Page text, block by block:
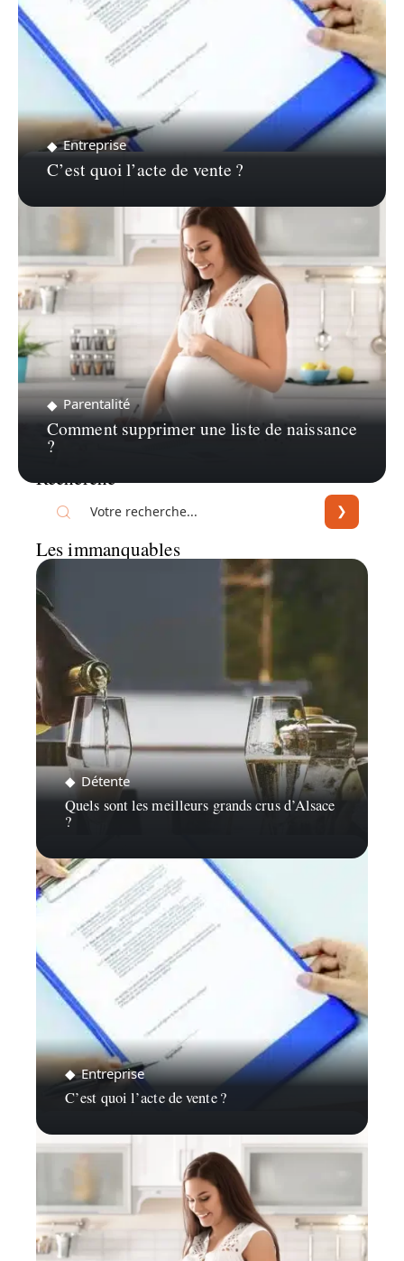
Entreprise
C’est quoi l’acte de vente ?
Parentalité
Comment supprimer une liste de naissance
?
Recherche
Les immanquables
Détente
Quels sont les meilleurs grands crus d’Alsace
?
Entreprise
C’est quoi l’acte de vente ?